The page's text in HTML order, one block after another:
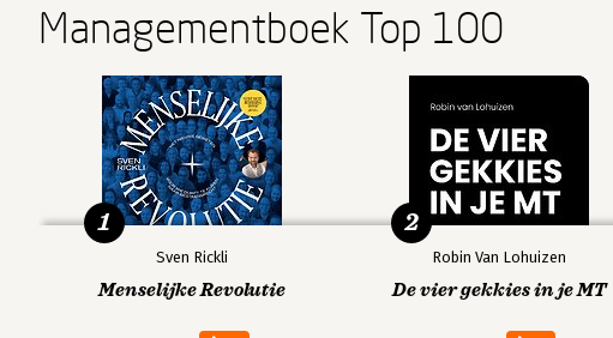
Managementboek Top 100
Sven Rickli
Menselijke Revolutie
1
Robin Van Lohuizen
De vier gekkies in je MT
2